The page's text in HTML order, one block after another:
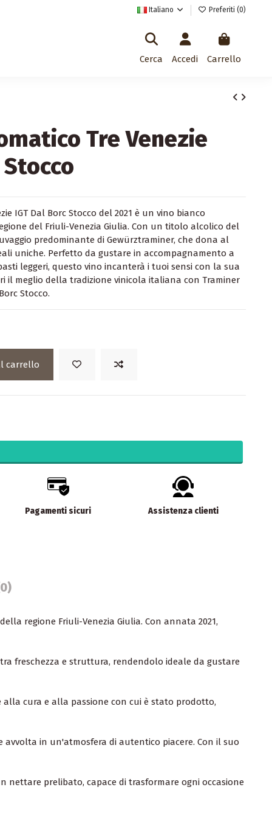
Italiano Preferiti (0)
Cerca Accedi Carrello
Tre Venezie
IGT Dal Borc Stocco del 2021 è un vino bianco
del Friuli-Venezia Giulia. Con un titolo alcolico del
predominante di Gewürztraminer, che dona al
uniche. Perfetto da gustare in accompagnamento a
leggeri, questo vino incanterà i tuoi sensi con la sua
il meglio della tradizione vinicola italiana con Traminer
Stocco.
carrello
Pagamenti sicuri Assistenza clienti
regione Friuli-Venezia Giulia. Con annata 2021,
freschezza e struttura, rendendolo ideale da gustare
cura e alla passione con cui è stato prodotto,
avvolta in un'atmosfera di autentico piacere. Con il suo
nettare prelibato, capace di trasformare ogni occasione